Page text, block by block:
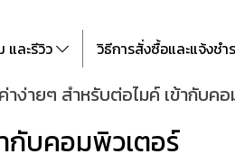
และรีวิว วิธีการสั่งซื้อและแจ้งชำร
าง่ายๆ สำหรับต่อไมค์ เข้ากับค
กับคอมพิวเตอร์